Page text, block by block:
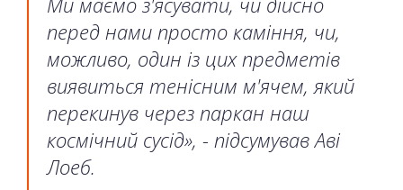
перед нами просто каміння, чи,
можливо, один із цих предметів
виявиться тенісним м'ячем, який
перекинув через паркан наш
космічний сусід», - підсумував Аві
Лоеб.